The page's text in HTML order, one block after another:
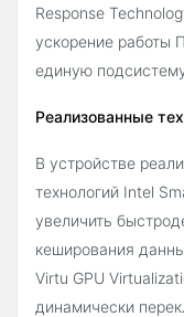
Response
ускорение работы
единую
Реализованные
В устройстве
технологий Intel
увеличить
кеширования
Virtu GPU
динамически